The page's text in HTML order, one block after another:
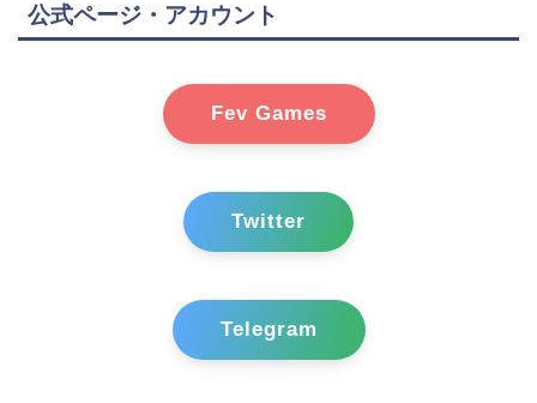
公式ページ・アカウント
Fev Games
Twitter
Telegram